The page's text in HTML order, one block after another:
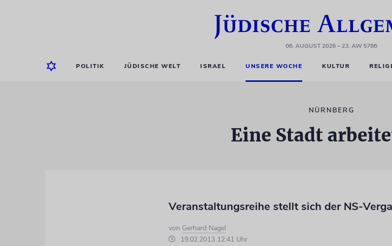
06. AUGUST 2026– 23. AW 5786
POLITIK JÜDISCHE WELT ISRAEL UNSERE WOCHE KULTUR
NÜRNBERG
Eine Stadt
Veranstaltungsreihe stellt sich der NS-
von Gerhard Nagel
19.02.2013 12:41 Uhr